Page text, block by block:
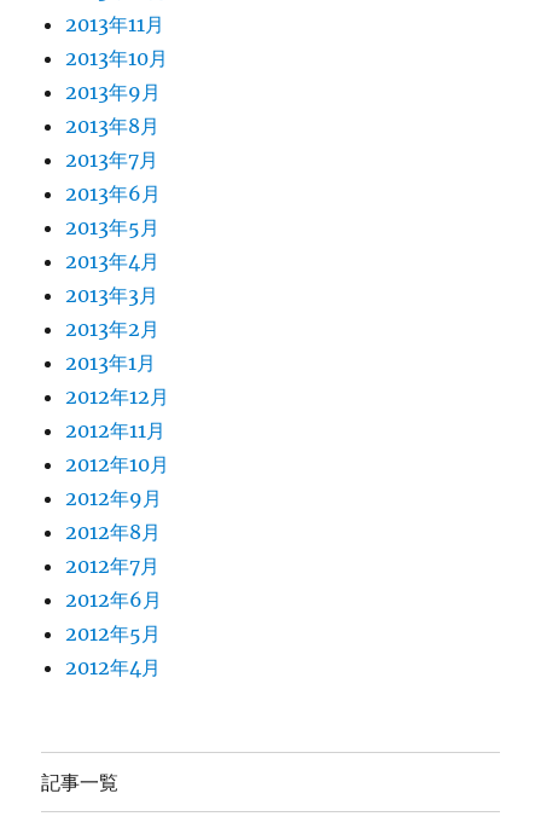
2013年11月
2013年10月
2013年9月
2013年8月
2013年7月
2013年6月
2013年5月
2013年4月
2013年3月
2013年2月
2013年1月
2012年12月
2012年11月
2012年10月
2012年9月
2012年8月
2012年7月
2012年6月
2012年5月
2012年4月
記事一覧